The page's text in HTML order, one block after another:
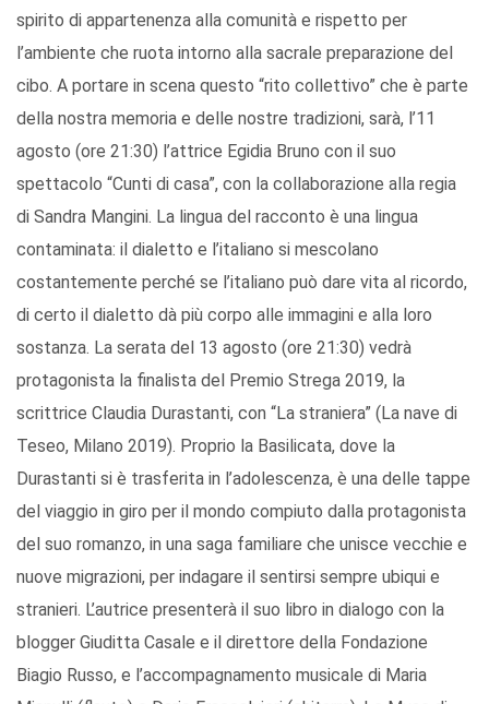
spirito di appartenenza alla comunità e rispetto per
l’ambiente che ruota intorno alla sacrale preparazione del
cibo. A portare in scena questo “rito collettivo” che è parte
della nostra memoria e delle nostre tradizioni, sarà, l’11
agosto (ore 21:30) l’attrice Egidia Bruno con il suo
spettacolo “Cunti di casa”, con la collaborazione alla regia
di Sandra Mangini. La lingua del racconto è una lingua
contaminata: il dialetto e l’italiano si mescolano
costantemente perché se l’italiano può dare vita al ricordo,
di certo il dialetto dà più corpo alle immagini e alla loro
sostanza. La serata del 13 agosto (ore 21:30) vedrà
protagonista la finalista del Premio Strega 2019, la
scrittrice Claudia Durastanti, con “La straniera” (La nave di
Teseo, Milano 2019). Proprio la Basilicata, dove la
Durastanti si è trasferita in l’adolescenza, è una delle tappe
del viaggio in giro per il mondo compiuto dalla protagonista
del suo romanzo, in una saga familiare che unisce vecchie e
nuove migrazioni, per indagare il sentirsi sempre ubiqui e
stranieri. L’autrice presenterà il suo libro in dialogo con la
blogger Giuditta Casale e il direttore della Fondazione
Biagio Russo, e l’accompagnamento musicale di Maria